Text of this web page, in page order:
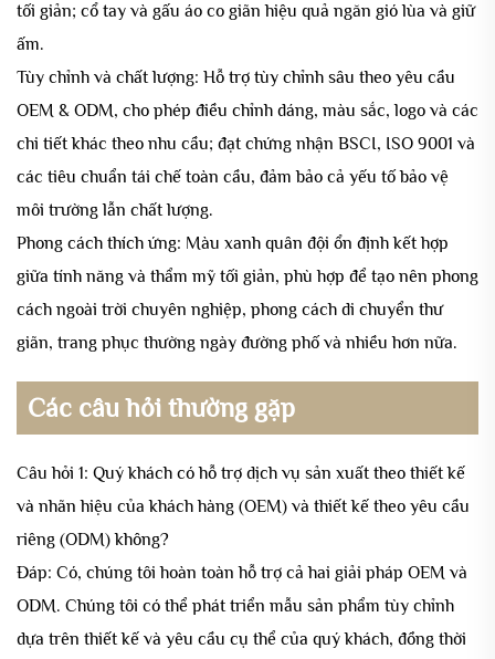
tối giản; cổ tay và gấu áo co giãn hiệu quả ngăn gió lùa và giữ
ấm.
Tùy chỉnh và chất lượng: Hỗ trợ tùy chỉnh sâu theo yêu cầu
OEM & ODM, cho phép điều chỉnh dáng, màu sắc, logo và các
chi tiết khác theo nhu cầu; đạt chứng nhận BSCI, ISO 9001 và
các tiêu chuẩn tái chế toàn cầu, đảm bảo cả yếu tố bảo vệ
môi trường lẫn chất lượng.
Phong cách thích ứng: Màu xanh quân đội ổn định kết hợp
giữa tính năng và thẩm mỹ tối giản, phù hợp để tạo nên phong
cách ngoài trời chuyên nghiệp, phong cách di chuyển thư
giãn, trang phục thường ngày đường phố và nhiều hơn nữa.
Các câu hỏi thường gặp
Câu hỏi 1: Quý khách có hỗ trợ dịch vụ sản xuất theo thiết kế
và nhãn hiệu của khách hàng (OEM) và thiết kế theo yêu cầu
riêng (ODM) không?
Đáp: Có, chúng tôi hoàn toàn hỗ trợ cả hai giải pháp OEM và
ODM. Chúng tôi có thể phát triển mẫu sản phẩm tùy chỉnh
dựa trên thiết kế và yêu cầu cụ thể của quý khách, đồng thời